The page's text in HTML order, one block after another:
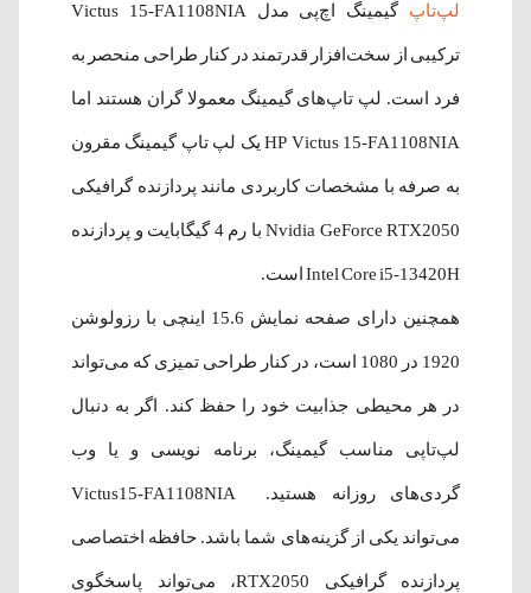
لپ‌تاپ گیمینگ اچ‌پی مدل Victus 15-FA1108NIA
ترکیبی از سخت‌افزار قدرتمند در کنار طراحی منحصر به
فرد است. لپ تاپ‌های گیمینگ معمولا گران هستند اما
HP Victus 15-FA1108NIA یک لپ تاپ گیمینگ مقرون
به صرفه با مشخصات کاربردی مانند پردازنده گرافیکی
Nvidia GeForce RTX2050 با رم 4 گیگابایت و پردازنده
Intel Core i5-13420H است.
همچنین دارای صفحه نمایش 15.6 اینچی با رزولوشن
1920 در 1080 است، در کنار طراحی تمیزی که می‌تواند
در هر محیطی جذابیت خود را حفظ کند. اگر به دنبال
لپ‌تاپی مناسب گیمینگ، برنامه نویسی و یا وب
گردی‌های روزانه هستید. Victus15-FA1108NIA
می‌تواند یکی از گزینه‌های شما باشد. حافظه اختصاصی
پردازنده گرافیکی RTX2050، می‌تواند پاسخگوی